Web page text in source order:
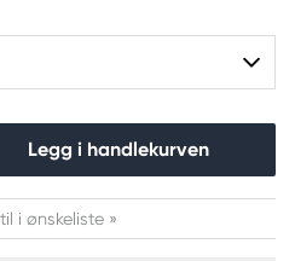
Legg i handlekurven
i ønskeliste »